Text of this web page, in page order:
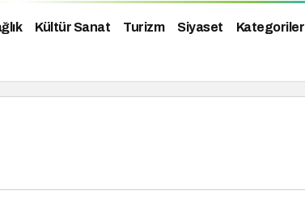
Kültür Sanat Turizm Siyaset Kategoriler